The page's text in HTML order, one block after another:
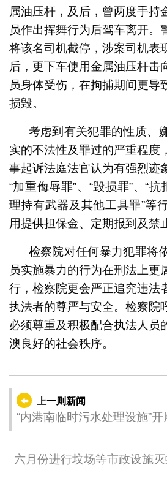
属油压杆，及后，曾两度手持
员作出挥舞行为后驾车离开。
将该名司机截停，涉案司机表
后，更下车使用金属油压杆击
员身体受伤，在拘捕期间更导
损毁。
考虑到有关犯罪的性质、
实的不法性及罪过的严重程度
事起诉法庭法官认为有强烈迹
“加重侮辱罪”、“毁损罪”、“
理持有武器及其他工具罪”等
用提供担保金、定期报到及禁
检察院对任何暴力犯罪将
员实施暴力的行为在刑法上更
行，检察院更会严正追究违法
执法者的尊严与安全。检察院
必须尊重及积极配合执法人员
澳良好的社会秩序。
上一则新闻
“内港南临时污水处理设施”
六月份进行坟场等市政设施